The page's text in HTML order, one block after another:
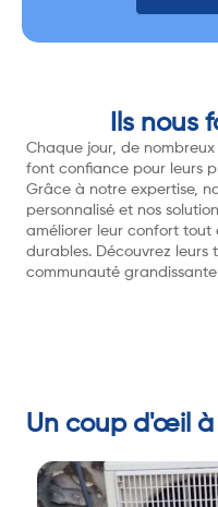
Ils nous
Chaque jour, de
font confiance pour leurs
Grâce à notre expertise,
personnalisé et nos
améliorer leur confort tout
durables. Découvrez leurs
communauté
Un coup d'œil à